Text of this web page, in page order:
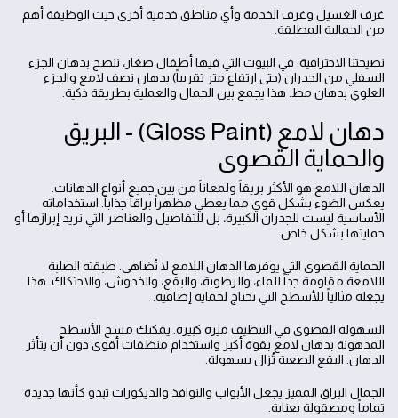
غرف الغسيل وغرف الخدمة وأي مناطق خدمية أخرى حيث الوظيفة أهم
من الجمالية المطلقة.
نصيحتنا الاحترافية: في البيوت التي فيها أطفال صغار، ننصح بدهان الجزء
السفلي من الجدران (حتى ارتفاع متر تقريباً) بدهان نصف لامع والجزء
العلوي بدهان مط. هذا يجمع بين الجمال والعملية بطريقة ذكية.
دهان لامع (Gloss Paint) - البريق
والحماية القصوى
الدهان اللامع هو الأكثر بريقاً ولمعاناً من بين جميع أنواع الدهانات.
يعكس الضوء بشكل قوي مما يعطي مظهراً براقاً جذاباً. استخداماته
الأساسية ليست للجدران الكبيرة، بل للتفاصيل والعناصر التي نريد إبرازها أو
حمايتها بشكل خاص.
الحماية القصوى التي يوفرها الدهان اللامع لا تُضاهى. طبقته الصلبة
اللامعة مقاومة جداً للماء، والرطوبة، والبقع، والخدوش، والاحتكاك. هذا
يجعله مثالياً للأسطح التي تحتاج لحماية إضافية.
السهولة القصوى في التنظيف ميزة كبيرة. يمكنك مسح الأسطح
المدهونة بدهان لامع بقوة أكبر واستخدام منظفات أقوى دون أن يتأثر
الدهان. البقع الصعبة تُزال بسهولة.
الجمال البراق المميز يجعل الأبواب والنوافذ والديكورات تبدو كأنها جديدة
تماماً ومصقولة بعناية.